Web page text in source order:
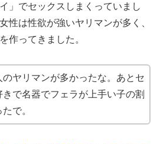
」でセックスしまくっていまし
性は性欲が強いヤリマンが多く、
作ってきました。
のヤリマンが多かったな。あとセ
きで名器でフェラが上手い子の割
で。